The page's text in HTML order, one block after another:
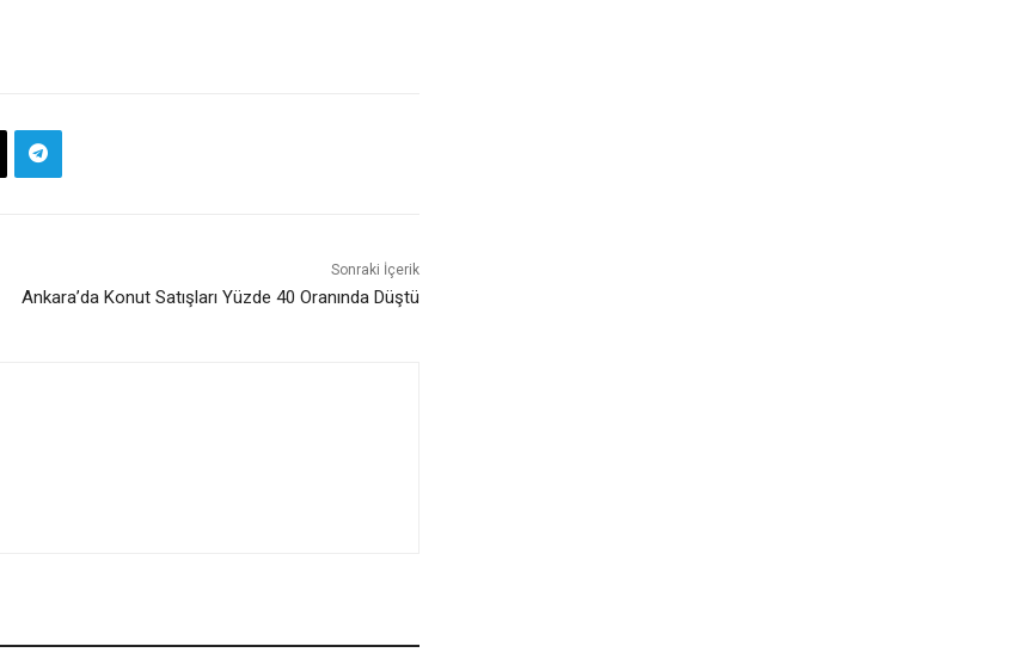
Sonraki İçerik
Ankara’da Konut Satışları Yüzde 40 Oranında Düştü